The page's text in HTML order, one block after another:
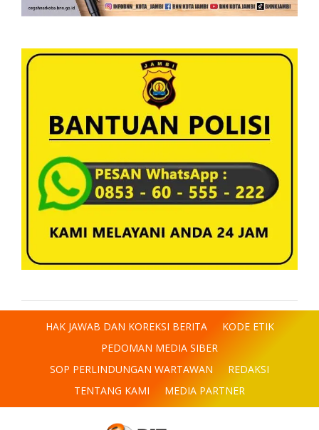
HAK JAWAB DAN KOREKSI BERITA
KODE ETIK
PEDOMAN MEDIA SIBER
SOP PERLINDUNGAN WARTAWAN
REDAKSI
TENTANG KAMI
MEDIA PARTNER